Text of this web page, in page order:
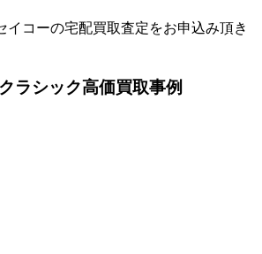
イコーの宅配買取査定をお申込み頂き
ラシック高価買取事例